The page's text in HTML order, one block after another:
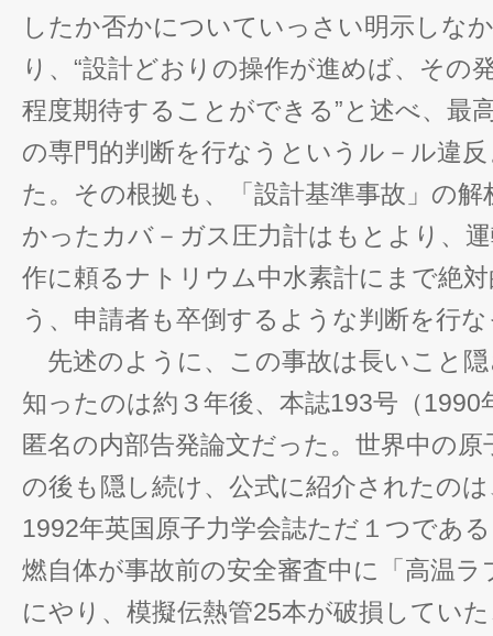
したか否かについていっさい明示しな
り、“設計どおりの操作が進めば、その
程度期待することができる”と述べ、最
の専門的判断を行なうというル－ル違
た。その根拠も、「設計基準事故」の
かったカバ－ガス圧力計はもとより、
作に頼るナトリウム中水素計にまで絶
う、申請者も卒倒するような判断を行
先述のように、この事故は長いこと
知ったのは約３年後、本誌193号（1990
匿名の内部告発論文だった。世界中の
の後も隠し続け、公式に紹介されたの
1992年英国原子力学会誌ただ１つであ
燃自体が事故前の安全審査中に「高温
にやり、模擬伝熱管25本が破損してい